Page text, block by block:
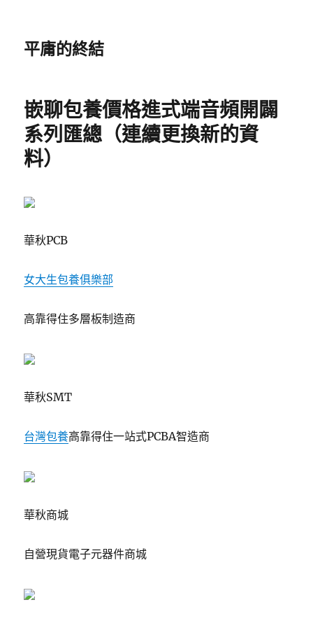
平庸的終結
嵌聊包養價格進式端音頻開闢
系列匯總（連續更換新的資
料）
華秋PCB
女大生包養俱樂部
高靠得住多層板制造商
華秋SMT
台灣包養高靠得住一站式PCBA智造商
華秋商城
自營現貨電子元器件商城